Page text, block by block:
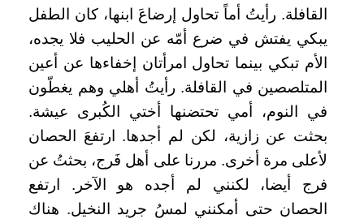
القافلة. رأيتُ أماً تحاول إرضاعَ ابنها، كان الطفل
يبكي يفتش في ضرع أمّه عن الحليب فلا يجده،
الأم تبكي بينما تحاول امرأتان إخفاءها عن أعين
المتلصصين في القافلة. رأيتُ أهلي وهم يغطّون
في النوم، أمي تحتضنها أختي الكُبرى عيشة.
بحثت عن زازية، لكن لم أجدها. ارتفعَ الحصان
لأعلى مرة أخرى. مررنا على أهل فَرج، بحثتُ عن
فرج أيضا، لكنني لم أجده هو الآخر. ارتفع
الحصان حتى أمكنني لمسُ جريد النخيل. هناك